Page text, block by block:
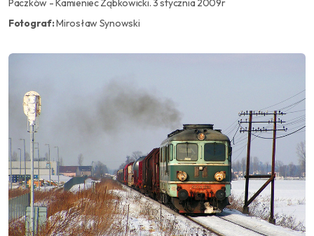
Paczków - Kamieniec Ząbkowicki. 3 stycznia 2009r
Fotograf:Mirosław Synowski